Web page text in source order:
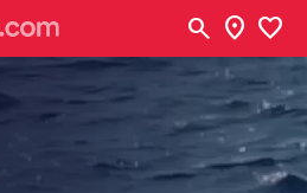
search location_on favorite